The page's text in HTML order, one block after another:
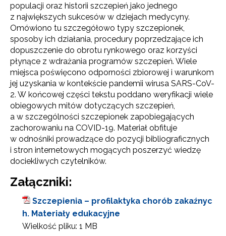
populacji oraz historii szczepień jako jednego
z największych sukcesów w dziejach medycyny.
Omówiono tu szczegółowo typy szczepionek,
sposoby ich działania, procedury poprzedzające ich
dopuszczenie do obrotu rynkowego oraz korzyści
płynące z wdrażania programów szczepień. Wiele
miejsca poświęcono odporności zbiorowej i warunkom
jej uzyskania w kontekście pandemii wirusa SARS-CoV-
2. W końcowej części tekstu poddano weryfikacji wiele
obiegowych mitów dotyczących szczepień,
a w szczególności szczepionek zapobiegających
zachorowaniu na COVID-19. Materiał obfituje
w odnośniki prowadzące do pozycji bibliograficznych
i stron internetowych mogących poszerzyć wiedzę
dociekliwych czytelników.
Załączniki:
Szczepienia – profilaktyka chorób zakaźnyc
h. Materiały edukacyjne
Wielkość pliku: 1 MB